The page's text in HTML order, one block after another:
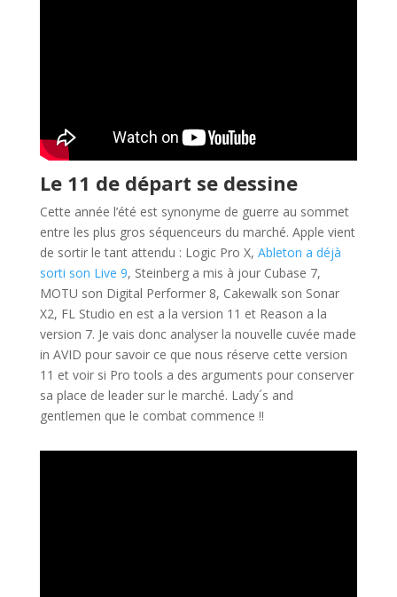
Le 11 de départ se dessine
Cette année l’été est synonyme de guerre au sommet
entre les plus gros séquenceurs du marché. Apple vient
de sortir le tant attendu : Logic Pro X, Ableton a déjà
sorti son Live 9, Steinberg a mis à jour Cubase 7,
MOTU son Digital Performer 8, Cakewalk son Sonar
X2, FL Studio en est a la version 11 et Reason a la
version 7. Je vais donc analyser la nouvelle cuvée made
in AVID pour savoir ce que nous réserve cette version
11 et voir si Pro tools a des arguments pour conserver
sa place de leader sur le marché. Lady´s and
gentlemen que le combat commence !!